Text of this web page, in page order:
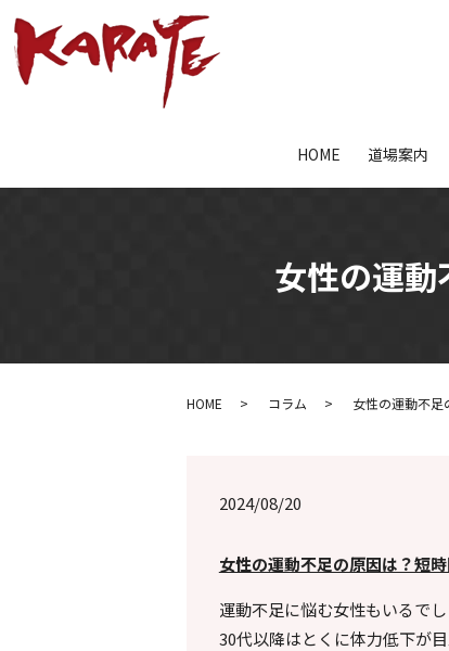
HOME 道場案内
女性の運動
HOME コラム 女性の運動不足
2024/08/20
女性の運動不足の原因は？短
運動不足に悩む女性もいるでし
30代以降はとくに体力低下が